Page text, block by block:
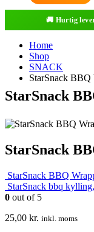
Home
Shop
SNACK
StarSnack
StarSnack
StarSnack
StarSnack BBQ
StarSnack bbq
0 out of 5
25,00 kr. inkl. moms